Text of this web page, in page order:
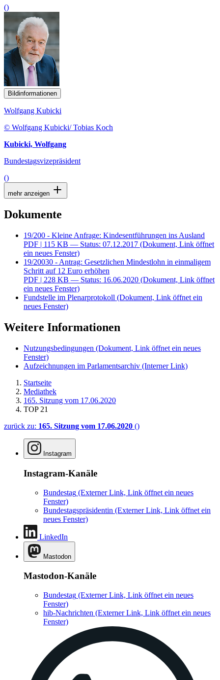
()
Bildinformationen
Wolfgang Kubicki
© Wolfgang Kubicki/ Tobias Koch
Kubicki, Wolfgang
Bundestagsvizepräsident
()
mehr anzeigen
Dokumente
19/200 - Kleine Anfrage: Kindesentführungen ins Ausland
PDF | 115 KB — Status: 07.12.2017 (Dokument, Link öffnet
ein neues Fenster)
19/20030 - Antrag: Gesetzlichen Mindestlohn in einmaligem
Schritt auf 12 Euro erhöhen
PDF | 228 KB — Status: 16.06.2020 (Dokument, Link öffnet
ein neues Fenster)
Fundstelle im Plenarprotokoll (Dokument, Link öffnet ein
neues Fenster)
Weitere Informationen
Nutzungsbedingungen (Dokument, Link öffnet ein neues
Fenster)
Aufzeichnungen im Parlamentsarchiv (Interner Link)
Startseite
Mediathek
165. Sitzung vom 17.06.2020
TOP 21
zurück zu: 165. Sitzung vom 17.06.2020 ()
Instagram
Instagram-Kanäle
Bundestag (Externer Link, Link öffnet ein neues
Fenster)
Bundestagspräsidentin (Externer Link, Link öffnet ein
neues Fenster)
LinkedIn
Mastodon
Mastodon-Kanäle
Bundestag (Externer Link, Link öffnet ein neues
Fenster)
hib-Nachrichten (Externer Link, Link öffnet ein neues
Fenster)